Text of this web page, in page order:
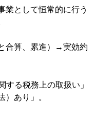
として恒常的に行う
合算、累進）→実効約
する税務上の取扱い」
）あり」。